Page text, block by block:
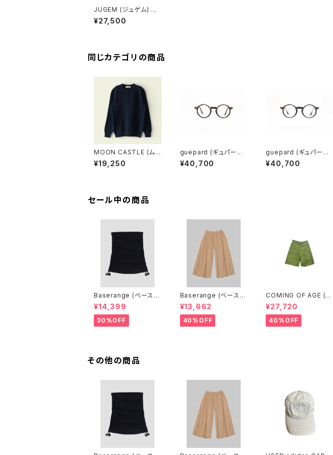
JUGEM (ジュゲム) DY
NEEMA GURUKHA S
HORTS (NAVY)
¥27,500
同じカテゴリの商品
MOON CASTLE (ム
ーンキャッスル) COTT
ON HEAVY WEIGHT
¥19,250
guepard (ギュパール)
gp-11 ecaille (clear
lens) メガネ
¥40,700
guepard (ギュパール)
gp-11 noir cristal (cl
ear lens) メガネ
¥40,700
セール中の商品
Baserange (ベースレ
ンジ) PICTORIAL SKI
RT (BLACK)
¥14,399
30%OFF
Baserange (ベースレ
ンジ) CABLE PANTS
(MARBLE BROWN)
¥13,662
40%OFF
COMING OF AGE (カ
ミングオブエイジ) FLA
RED SHORTS（GING
HAM LIME/BLACK）
¥27,720
40%OFF
その他の商品